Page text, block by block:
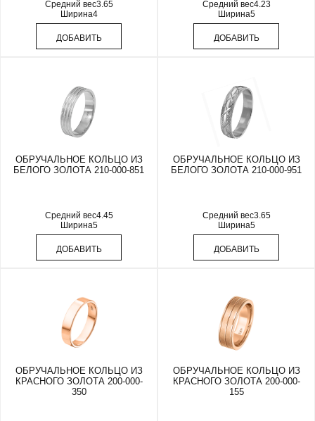
Средний вес3.65
Ширина4
ДОБАВИТЬ
Средний вес4.23
Ширина5
ДОБАВИТЬ
ОБРУЧАЛЬНОЕ КОЛЬЦО ИЗ
БЕЛОГО ЗОЛОТА 210-000-851
Средний вес4.45
Ширина5
ДОБАВИТЬ
ОБРУЧАЛЬНОЕ КОЛЬЦО ИЗ
БЕЛОГО ЗОЛОТА 210-000-951
Средний вес3.65
Ширина5
ДОБАВИТЬ
ОБРУЧАЛЬНОЕ КОЛЬЦО ИЗ
КРАСНОГО ЗОЛОТА 200-000-
350
ОБРУЧАЛЬНОЕ КОЛЬЦО ИЗ
КРАСНОГО ЗОЛОТА 200-000-
155